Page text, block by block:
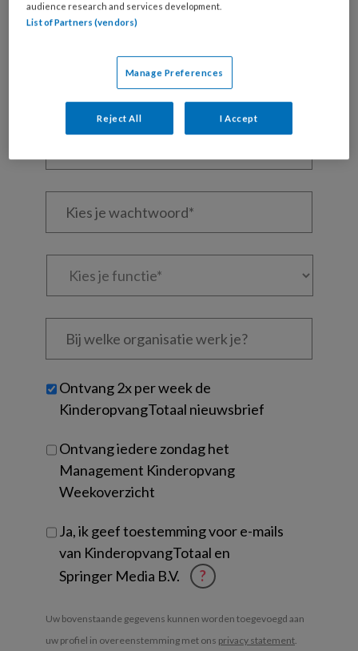
Maak gratis een account aan en lees 2
Al een account of abonnement?
je
Kies
Kies
Bij
welke
je?
Untitled
Ontvang 2x per week de
KinderopvangTotaal nieuwsbrief
Ontvang iedere zondag het
Management Kinderopvang
Weekoverzicht
Ja, ik geef toestemming voor e-mails
van KinderopvangTotaal en
Springer Media B.V.
?
Uw bovenstaande gegevens kunnen worden toegevoegd aan
uw profiel in overeenstemming met ons privacy statement.
audience research and services development.
List of Partners (vendors)
Manage Preferences
Reject All I Accept